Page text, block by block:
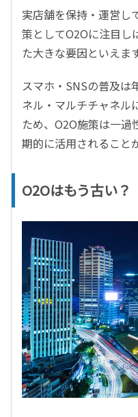
実店舗を保持・運営し
策としてO2Oに注目し
た大きな要因といえます
スマホ・SNSの普及は
ネル・マルチチャネル
ため、O2O施策は一
期的に活用されること
O2Oはもう古い？